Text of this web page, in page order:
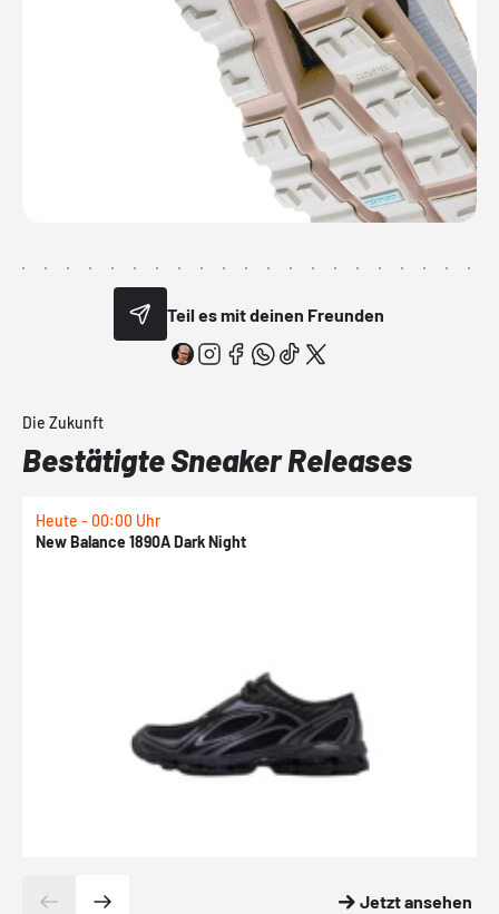
Teil es mit deinen Freunden
Die Zukunft
Bestätigte Sneaker Releases
Heute - 00:00 Uhr
New Balance 1890A Dark Night
Jetzt ansehen